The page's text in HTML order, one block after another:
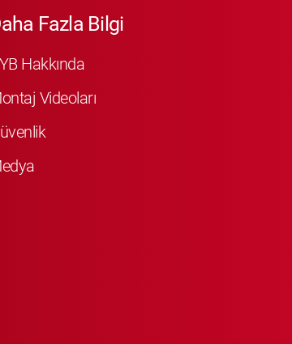
Fazla Bilgi
Hakkında
Videoları